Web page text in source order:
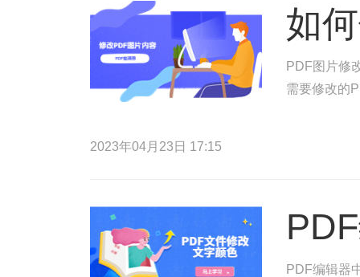
如
PDF图片修
需要修改的
2023年04月23日 17:15
PDF编辑器